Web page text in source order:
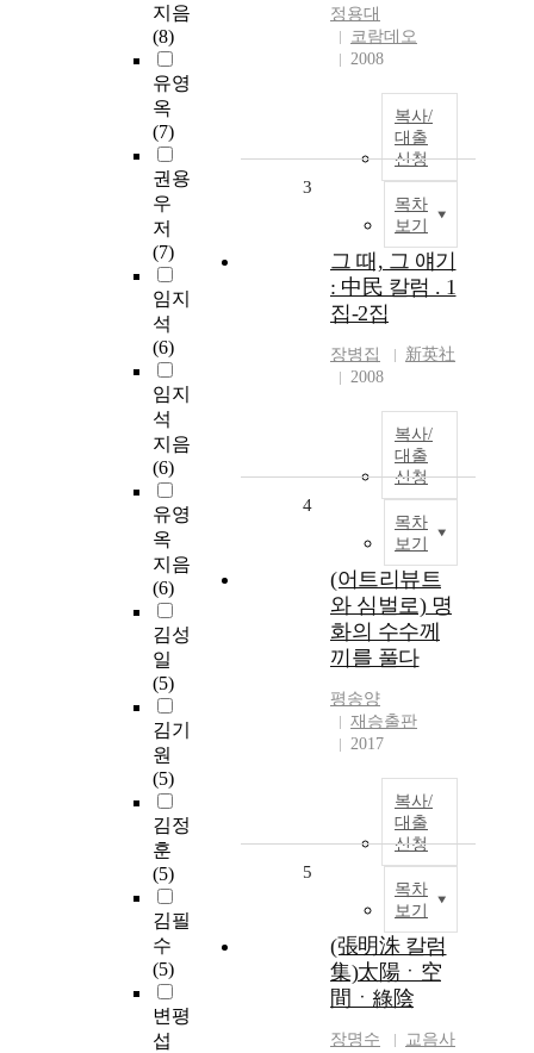
지음
(8)
유영
옥
(7)
권용
우
저
(7)
임지
석
(6)
임지
석
지음
(6)
유영
옥
지음
(6)
김성
일
(5)
김기
원
(5)
김정
훈
(5)
김필
수
(5)
변평
섭
정용대
코람데오
2008
복사/
대출
신청
목차
보기
3
그 때, 그 얘기
: 中民 칼럼 . 1
집-2집
장병집
新英社
2008
복사/
대출
신청
목차
보기
4
(어트리뷰트
와 심벌로) 명
화의 수수께
끼를 풀다
평송양
재승출판
2017
복사/
대출
신청
목차
보기
5
(張明洙 칼럼
集)太陽ㆍ空
間ㆍ綠陰
장명수
교음사